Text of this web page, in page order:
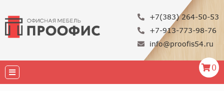
+7(383) 264-50-53
+7-913-773-98-76
info@proofis54.ru
0